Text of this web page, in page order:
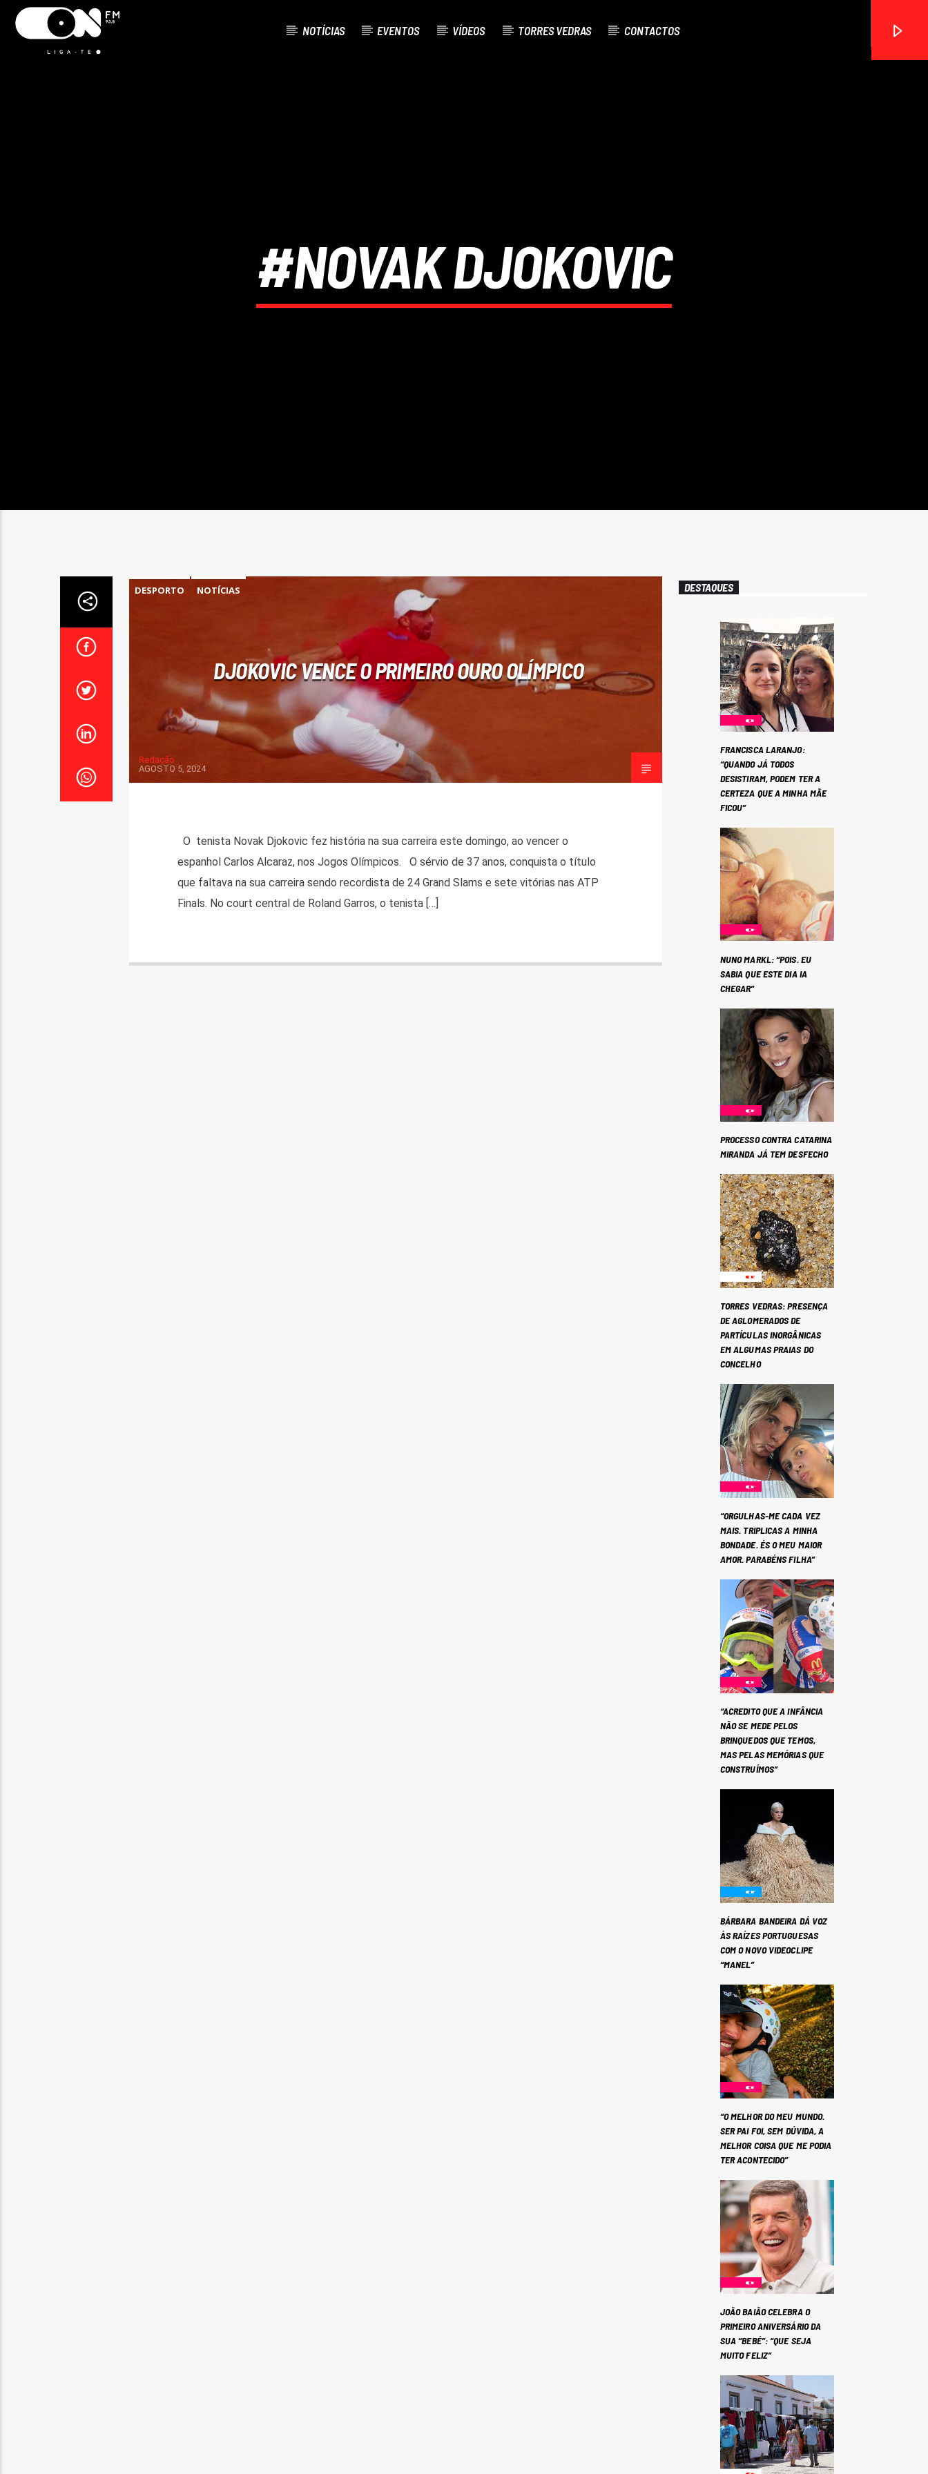
NOTÍCIAS EVENTOS VÍDEOS TORRES VEDRAS CONTACTOS
#NOVAK DJOKOVIC
DESPORTO NOTÍCIAS
DJOKOVIC VENCE O PRIMEIRO OURO OLÍMPICO
Redação
AGOSTO 5, 2024
O tenista Novak Djokovic fez história na sua carreira este domingo, ao vencer o
espanhol Carlos Alcaraz, nos Jogos Olímpicos. O sérvio de 37 anos, conquista o título
que faltava na sua carreira sendo recordista de 24 Grand Slams e sete vitórias nas ATP
Finals. No court central de Roland Garros, o tenista […]
DESTAQUES
FRANCISCA LARANJO:
“QUANDO JÁ TODOS
DESISTIRAM, PODEM TER A
CERTEZA QUE A MINHA MÃE
FICOU”
NUNO MARKL: “POIS. EU
SABIA QUE ESTE DIA IA
CHEGAR”
PROCESSO CONTRA CATARINA
MIRANDA JÁ TEM DESFECHO
TORRES VEDRAS: PRESENÇA
DE AGLOMERADOS DE
PARTÍCULAS INORGÂNICAS
EM ALGUMAS PRAIAS DO
CONCELHO
“ORGULHAS-ME CADA VEZ
MAIS. TRIPLICAS A MINHA
BONDADE. ÉS O MEU MAIOR
AMOR. PARABÉNS FILHA”
“ACREDITO QUE A INFÂNCIA
NÃO SE MEDE PELOS
BRINQUEDOS QUE TEMOS,
MAS PELAS MEMÓRIAS QUE
CONSTRUÍMOS”
BÁRBARA BANDEIRA DÁ VOZ
ÀS RAÍZES PORTUGUESAS
COM O NOVO VIDEOCLIPE
“MANEL”
“O MELHOR DO MEU MUNDO.
SER PAI FOI, SEM DÚVIDA, A
MELHOR COISA QUE ME PODIA
TER ACONTECIDO”
JOÃO BAIÃO CELEBRA O
PRIMEIRO ANIVERSÁRIO DA
SUA “BEBÉ”: “QUE SEJA
MUITO FELIZ”